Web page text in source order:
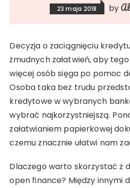
23 maja 2018 by
Decyzja o zaciągnięciu
żmudnych załatwień, aby
więcej osób sięga po pomoc
Osoba taka bez trudu
kredytowe w wybranych
wybrać najkorzystniejszą.
załatwianiem papierkowej
czemu znacznie ułatwi nam
Dlaczego warto skorzystać z
open finance? Między innymi